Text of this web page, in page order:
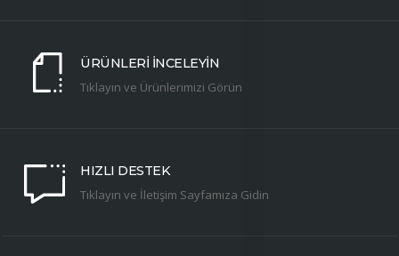
ÜRÜNLERİ İNCELEYİN
Tıklayın ve Ürünlerimizi Görün
HIZLI DESTEK
Tıklayın ve İletişim Sayfamıza Gidin